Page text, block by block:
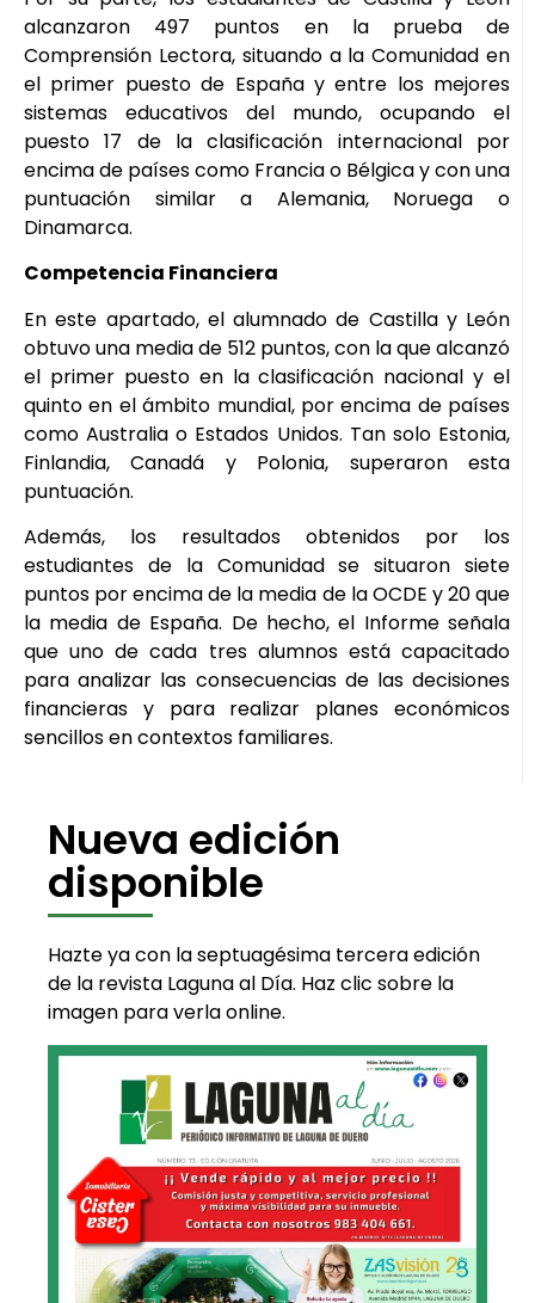
alcanzaron 497 puntos en la prueba de
Comprensión Lectora, situando a la Comunidad en
el primer puesto de España y entre los mejores
sistemas educativos del mundo, ocupando el
puesto 17 de la clasificación internacional por
encima de países como Francia o Bélgica y con una
puntuación similar a Alemania, Noruega o
Dinamarca.
Competencia Financiera
En este apartado, el alumnado de Castilla y León
obtuvo una media de 512 puntos, con la que alcanzó
el primer puesto en la clasificación nacional y el
quinto en el ámbito mundial, por encima de países
como Australia o Estados Unidos. Tan solo Estonia,
Finlandia, Canadá y Polonia, superaron esta
puntuación.
Además, los resultados obtenidos por los
estudiantes de la Comunidad se situaron siete
puntos por encima de la media de la OCDE y 20 que
la media de España. De hecho, el Informe señala
que uno de cada tres alumnos está capacitado
para analizar las consecuencias de las decisiones
financieras y para realizar planes económicos
sencillos en contextos familiares.
Nueva edición
disponible
Hazte ya con la septuagésima tercera edición
de la revista Laguna al Día. Haz clic sobre la
imagen para verla online.